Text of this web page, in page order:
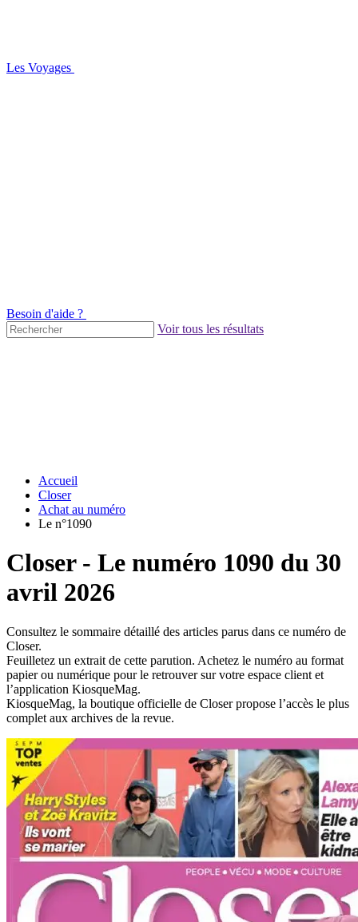
Les Voyages
Besoin d'aide ?
Voir tous les résultats
Accueil
Closer
Achat au numéro
Le n°1090
Closer - Le numéro 1090 du 30
avril 2026
Consultez le sommaire détaillé des articles parus dans ce numéro de
Closer.
Feuilletez un extrait de cette parution. Achetez le numéro au format
papier ou numérique pour le retrouver sur votre espace client et
l’application KiosqueMag.
KiosqueMag, la boutique officielle de Closer propose l’accès le plus
complet aux archives de la revue.